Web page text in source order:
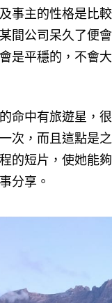
事主的性格是比
間公司呆久了便
是平穩的，不會
命中有旅遊星，
次，而且這點是
的短片，使她能
分享。